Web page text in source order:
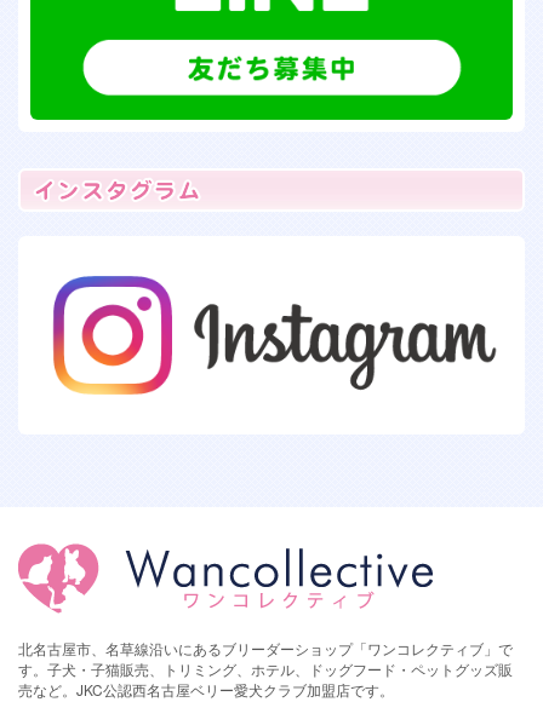
北名古屋市、名草線沿いにあるブリーダーショップ「ワンコレクティブ」で
す。子犬・子猫販売、トリミング、ホテル、ドッグフード・ペットグッズ販
売など。JKC公認西名古屋ベリー愛犬クラブ加盟店です。